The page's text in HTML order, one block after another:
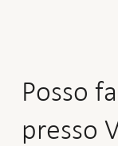
Posso
presso